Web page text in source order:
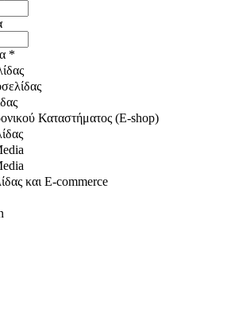
*
Καταστήματος (E-shop)
και E-commerce